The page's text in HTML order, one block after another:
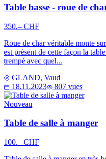
Table basse - roue de
350.– CHF
Roue de char véritable monte
est présent de cette façon la
trempé avec quel...
GLAND, Vaud
18.11.2023
807 vues
Nouveau
Table de salle à manger
100.– CHF